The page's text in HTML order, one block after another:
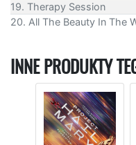
19. Therapy Session
20. All The Beauty In The
INNE PRODUKTY